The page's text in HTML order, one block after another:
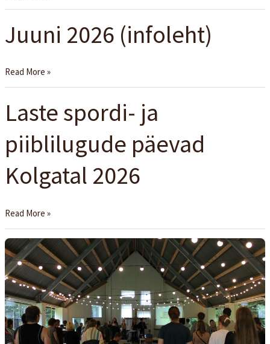
Juuni 2026 (infoleht)
Juuni
2026
Read More »
Laste spordi- ja
piiblilugude päevad
Kolgatal 2026
Laste
spordi-
piiblilugude
päevad
Kolgatal
Read More »
Kolgata
suvelaager
2026